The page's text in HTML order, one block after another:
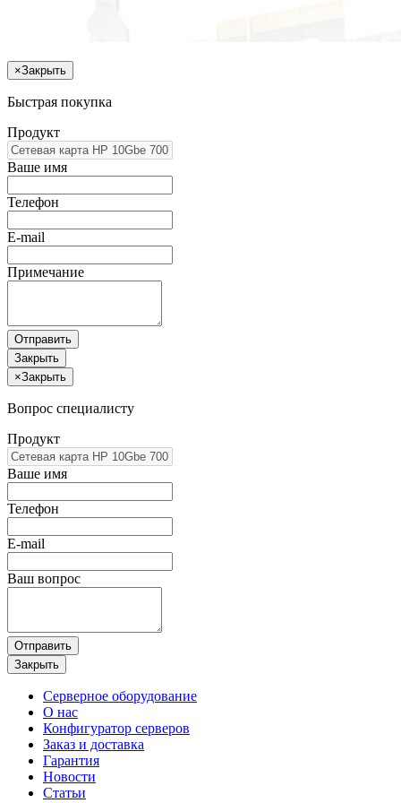
×Закрыть
Быстрая покупка
Продукт
Ваше имя
Телефон
E-mail
Примечание
Отправить
Закрыть
×Закрыть
Вопрос специалисту
Продукт
Ваше имя
Телефон
E-mail
Ваш вопрос
Отправить
Закрыть
Серверное оборудование
О нас
Конфигуратор серверов
Заказ и доставка
Гарантия
Новости
Статьи